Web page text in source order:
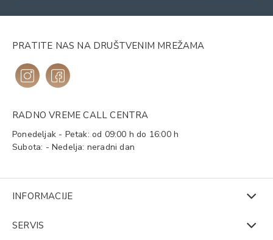
PRATITE NAS NA DRUŠTVENIM MREŽAMA
RADNO VREME CALL CENTRA
Ponedeljak - Petak: od 09:00 h do 16:00 h
Subota: - Nedelja: neradni dan
INFORMACIJE
SERVIS